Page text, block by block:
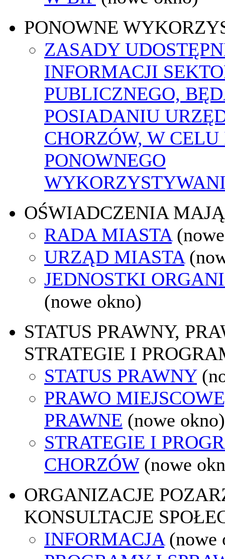
PONOWNE
ZASADY
INFORMACJI
PUBLICZNEGO,
POSIADANIU
CHORZÓW, W
PONOWNEGO
OŚWIADCZENIA
RADA MIASTA
URZĄD MIASTA
JEDNOSTKI
(nowe okno)
STATUS PRAWNY,
STRATEGIE I
STATUS PRAWNY
PRAWO
PRAWNE (nowe okno)
STRATEGIE I
CHORZÓW (nowe
ORGANIZACJE
KONSULTACJE
INFORMACJA (nowe